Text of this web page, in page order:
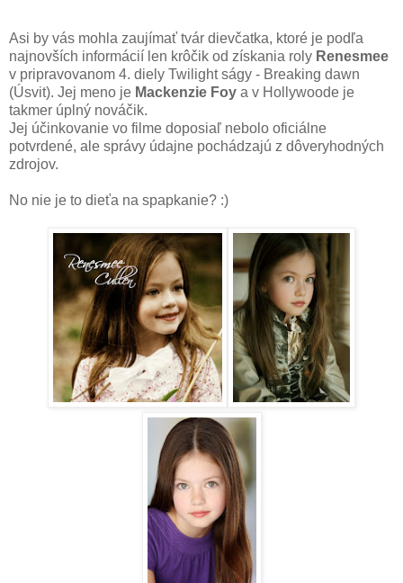
Asi by vás mohla zaujímať tvár dievčatka, ktoré je podľa
najnovších informácií len krôčik od získania roly Renesmee
v pripravovanom 4. diely Twilight ságy - Breaking dawn
(Úsvit). Jej meno je Mackenzie Foy a v Hollywoode je
takmer úplný nováčik.
Jej účinkovanie vo filme doposiaľ nebolo oficiálne
potvrdené, ale správy údajne pochádzajú z dôveryhodných
zdrojov.
No nie je to dieťa na spapkanie? :)